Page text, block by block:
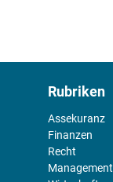
Rubriken
Assekuranz
Finanzen
Recht
Management